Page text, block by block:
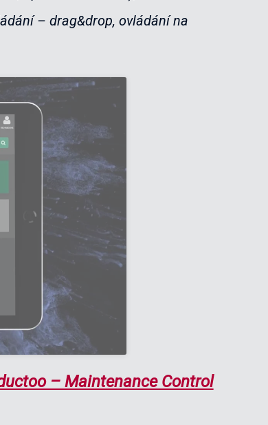
– drag&drop, ovládání na
– Maintenance Control